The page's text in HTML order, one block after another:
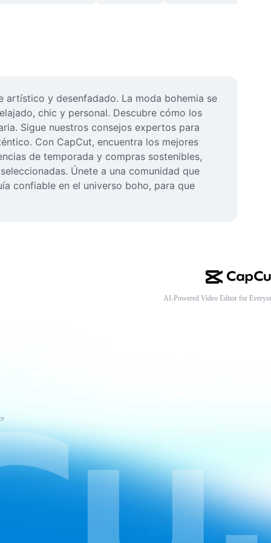
y desenfadado. La moda bohemia se
chic y personal. Descubre cómo los
Sigue nuestros consejos expertos para
Con CapCut, encuentra los mejores
de temporada y compras sostenibles,
Únete a una comunidad que
confiable en el universo boho, para que
AI-Powered Video Editor for